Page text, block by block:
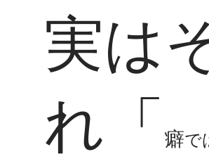
実は
れ「癖で